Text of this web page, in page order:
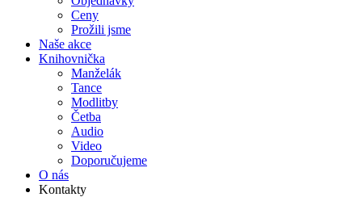
Ceny
Prožili jsme
Naše akce
Knihov­nička
Manželák
Tance
Modlitby
Četba
Audio
Video
Doporu­čujeme
O nás
Kontakty